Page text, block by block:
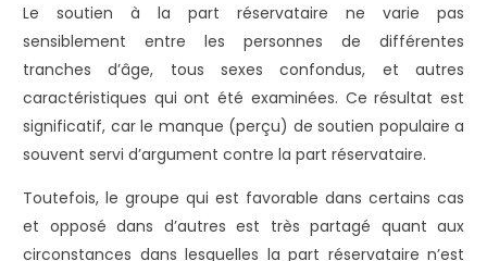
Le soutien à la part réservataire ne varie pas
sensiblement entre les personnes de différentes
tranches d’âge, tous sexes confondus, et autres
caractéristiques qui ont été examinées. Ce résultat est
significatif, car le manque (perçu) de soutien populaire a
souvent servi d’argument contre la part réservataire.
Toutefois, le groupe qui est favorable dans certains cas
et opposé dans d’autres est très partagé quant aux
circonstances dans lesquelles la part réservataire n’est